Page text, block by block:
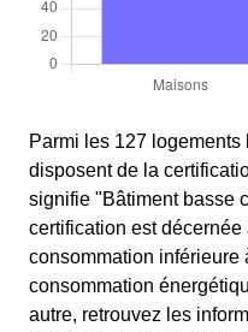
Parmi les 127
disposent de la
signifie "Bâtiment basse
certification est
consommation inférieure
consommation
autre, retrouvez les